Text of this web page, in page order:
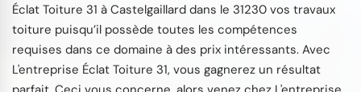
Éclat Toiture 31 à Castelgaillard dans le 31230 vos travaux
toiture puisqu’il possède toutes les compétences
requises dans ce domaine à des prix intéressants. Avec
L'entreprise Éclat Toiture 31, vous gagnerez un résultat